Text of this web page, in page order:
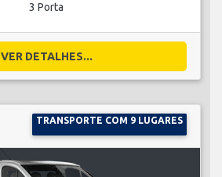
3 Porta
VER DETALHES...
TRANSPORTE COM 9 LUGARES